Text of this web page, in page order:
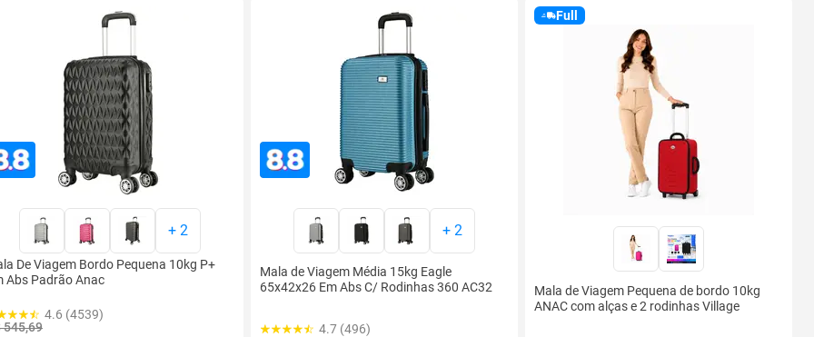
+ 2
De Viagem Bordo Pequena 10kg P+
Abs Padrão Anac
4.6 (4539)
545,69
+ 2
Mala de Viagem Média 15kg Eagle
65x42x26 Em Abs C/ Rodinhas 360 AC32
4.7 (496)
Full
Mala de Viagem Pequena de bordo 10kg
ANAC com alças e 2 rodinhas Village